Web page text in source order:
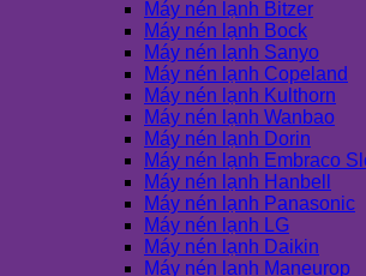
Máy nén lạnh Bitzer
Máy nén lạnh Bock
Máy nén lạnh Sanyo
Máy nén lạnh Copeland
Máy nén lạnh Kulthorn
Máy nén lạnh Wanbao
Máy nén lạnh Dorin
Máy nén lạnh Embraco
Máy nén lạnh Hanbell
Máy nén lạnh Panasonic
Máy nén lạnh LG
Máy nén lạnh Daikin
Máy nén lạnh Maneurop